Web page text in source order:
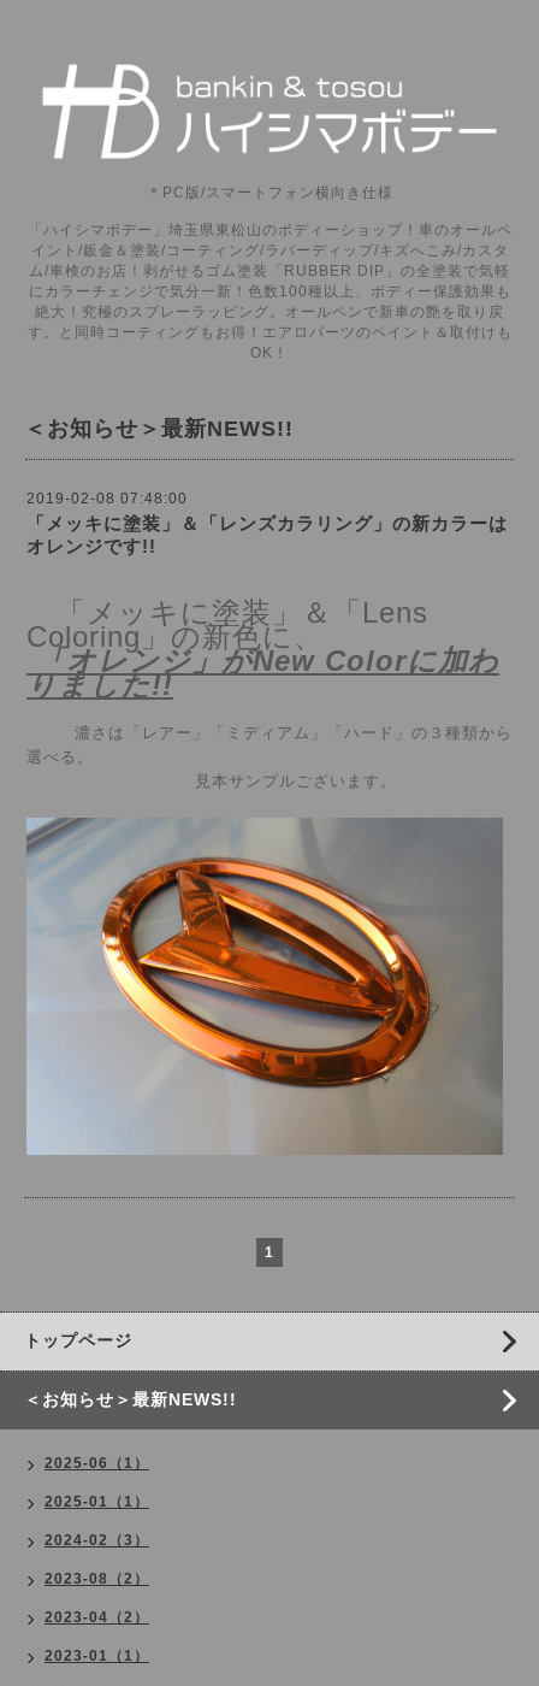
＊PC版/スマートフォン横向き仕様
「ハイシマボデー」埼玉県東松山のボディーショップ！車のオールペ
イント/鈑金＆塗装/コーティング/ラバーディップ/キズへこみ/カスタ
ム/車検のお店！剥がせるゴム塗装「RUBBER DIP」の全塗装で気軽
にカラーチェンジで気分一新！色数100種以上、ボディー保護効果も
絶大！究極のスプレーラッピング。オールペンで新車の艶を取り戻
す。と同時コーティングもお得！エアロパーツのペイント＆取付けも
OK！
＜お知らせ＞最新NEWS!!
2019-02-08 07:48:00
「メッキに塗装」＆「レンズカラリング」の新カラーは
オレンジです!!
「メッキに塗装」＆「Lens
Coloring」の新色に、
「オレンジ」がNew Colorに加わ
りました!!
濃さは「レアー」「ミディアム」「ハード」の３種類から
選べる。
見本サンプルございます。
1
トップページ
＜お知らせ＞最新NEWS!!
2025-06（1）
2025-01（1）
2024-02（3）
2023-08（2）
2023-04（2）
2023-01（1）